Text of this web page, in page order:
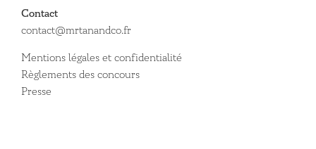
Contact
contact@mrtanandco.fr
Mentions légales et confidentialité
Règlements des concours
Presse